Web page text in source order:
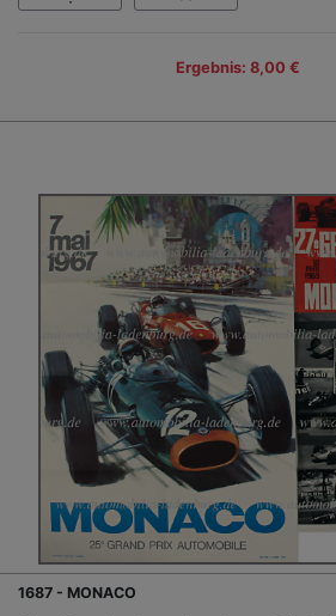
Ergebnis: 8,00 €
1687 - MONACO